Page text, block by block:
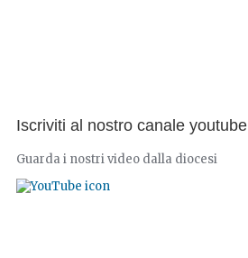
Iscriviti al nostro canale youtube
Guarda i nostri video dalla diocesi